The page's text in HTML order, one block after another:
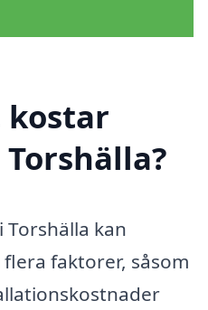
kostar
Torshälla kan
faktorer, såsom